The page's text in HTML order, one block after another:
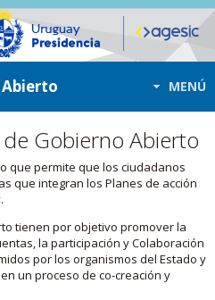
MENÚ
Gobierno Abierto
que permite que los ciudadanos
que integran los Planes de acción
tienen por objetivo promover la
la participación y Colaboración
por los organismos del Estado y
un proceso de co-creación y